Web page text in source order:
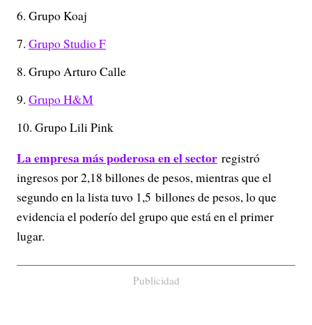
Grupo Koaj
Grupo Studio F
Grupo Arturo Calle
Grupo H&M
Grupo Lili Pink
La empresa más poderosa en el sector registró
ingresos por 2,18 billones de pesos, mientras que el
segundo en la lista tuvo 1,5 billones de pesos, lo que
evidencia el poderío del grupo que está en el primer
lugar.
Publicidad